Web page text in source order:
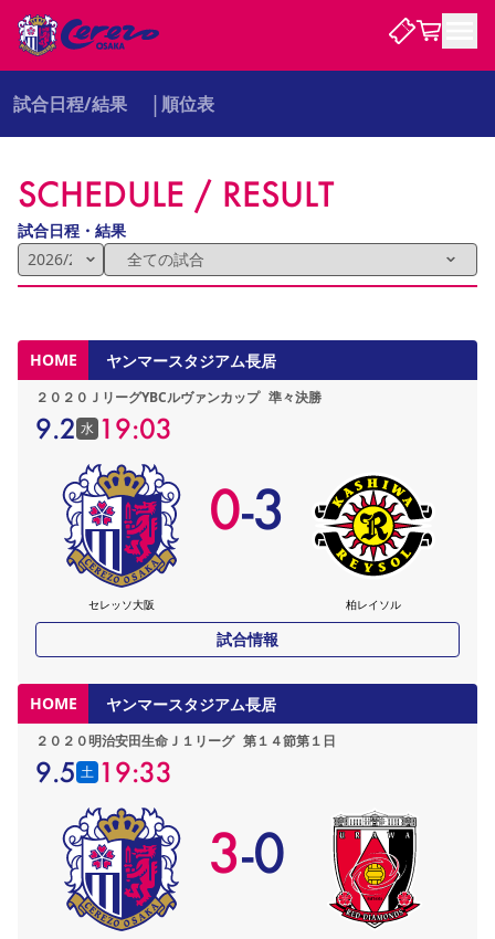
試合・チーム
試合について
試合日程 / 結果
チームについて
観戦する
チケット
初めて観戦ガイド キッズ向けサービス
観戦マナー&ルール ビジターサポーター観戦ガイド
スタジアム
YANMAR HANASAKA STADIUM
DAZNで観戦
DAZNで観戦
よくある質問
よくある質問
クラブを知る
沿革 シーズン記録 求人情報
サポートする
セレッソアイデアちょうだいな
Lise（ライセンスビジネス）
サステナビリティ
サステナビリティポリシー
インパクトレポート
活動レポート SPORT POSITIVE LEAGUES
スポーツクラブ
関連団体/施設
長居公園 セレッソフットサルパーク
セレッソフットサルパーク長居
セレッソスポーツパーク舞洲
セレッソ大阪アカデミー
ファンクラブ
婚姻届・出生届・命名書
ニュース
ニュース
すべて チーム グッズ チケット イベント
ファンクラブ
ホームタウン
パートナー メディア 30周年
レディース
アカデミー
試合日程/結果 順位表
SCHEDULE / RESULT
試合日程・結果
HOME ヤンマースタジアム長居
２０２０ＪリーグYBCルヴァンカップ 準々決勝
9.2 水 19:03
セレッソ大阪
0-3
柏レイソル
試合情報
HOME ヤンマースタジアム長居
２０２０明治安田生命Ｊ１リーグ 第１４節第１日
9.5 土 19:33
3-0